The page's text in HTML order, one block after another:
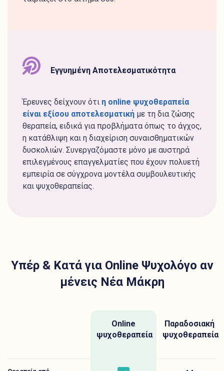
Εγγυημένη Αποτελεσματικότητα
Έρευνες δείχνουν ότι η online ψυχοθεραπεία
είναι εξίσου αποτελεσματική με τη δια ζώσης
θεραπεία, ειδικά για προβλήματα όπως το άγχος,
η κατάθλιψη και η διαχείριση συναισθηματικών
δυσκολιών. Συνεργαζόμαστε μόνο με αυστηρά
επιλεγμένους επαγγελματίες που έχουν πολυετή
εμπειρία σε σύγχρονα μοντέλα συμβουλευτικής
και ψυχοθεραπείας.
Υπέρ & Κατά για Online Ψυχολόγο αν
μένεις Νέα Μάκρη
Online
ψυχοθεραπεία
Παραδοσιακή
ψυχοθεραπεία